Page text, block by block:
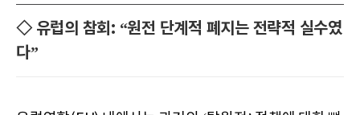
◇ 유럽의 참회: “원전 단계적 폐지는 전략적 실수였
다”